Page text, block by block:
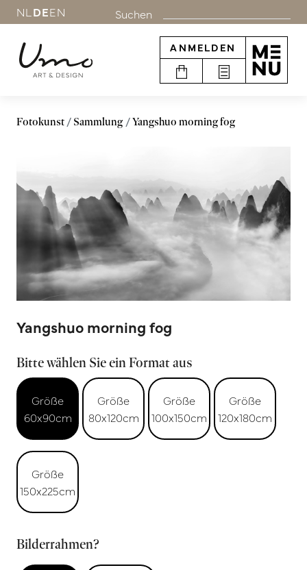
NL DEEN Suchen
ANMELDEN
Fotokunst Sammlung Yangshuo morning fog
Yangshuo morning fog
Bitte wählen Sie ein Format aus
Größe
60x90cm
Größe
80x120cm
Größe
100x150cm
Größe
120x180cm
Größe
150x225cm
Bilderrahmen?